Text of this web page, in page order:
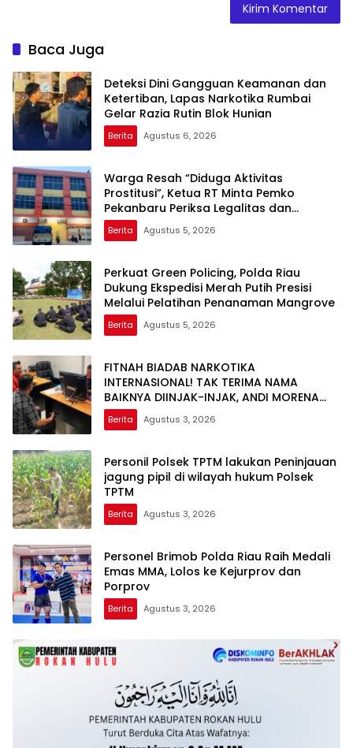
Baca Juga
Deteksi Dini Gangguan Keamanan dan
Ketertiban, Lapas Narkotika Rumbai
Gelar Razia Rutin Blok Hunian
Berita Agustus 6, 2026
Warga Resah “Diduga Aktivitas
Prostitusi”, Ketua RT Minta Pemko
Pekanbaru Periksa Legalitas dan
Aktivitas Z Homestay di Jalan Tanjung
Datuk
Berita Agustus 5, 2026
Perkuat Green Policing, Polda Riau
Dukung Ekspedisi Merah Putih Presisi
Melalui Pelatihan Penanaman Mangrove
Berita Agustus 5, 2026
FITNAH BIADAB NARKOTIKA
INTERNASIONAL! TAK TERIMA NAMA
BAIKNYA DIINJAK-INJAK, ANDI MORENA
DECLARE WAR: SIAP Bantai DAN SERET
AKUN PEMBUNUH KARAKTER KE PENJARA
Berita Agustus 3, 2026
Personil Polsek TPTM lakukan Peninjauan
jagung pipil di wilayah hukum Polsek
TPTM
Berita Agustus 3, 2026
Personel Brimob Polda Riau Raih Medali
Emas MMA, Lolos ke Kejurprov dan
Porprov
Berita Agustus 3, 2026